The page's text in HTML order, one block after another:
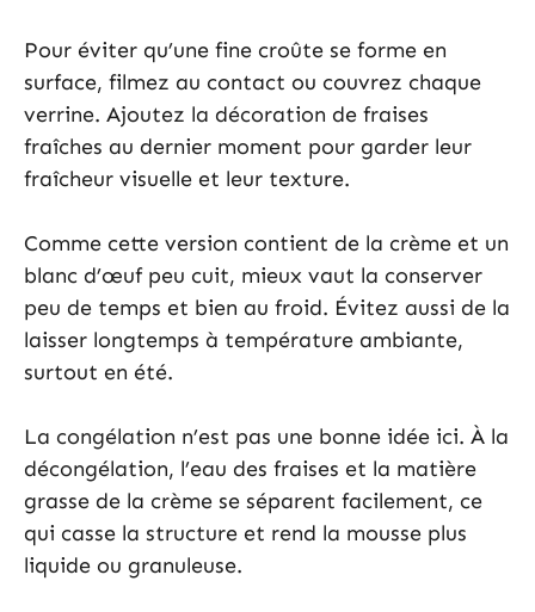
Pour éviter qu’une fine croûte se forme en
surface, filmez au contact ou couvrez chaque
verrine. Ajoutez la décoration de fraises
fraîches au dernier moment pour garder leur
fraîcheur visuelle et leur texture.
Comme cette version contient de la crème et un
blanc d’œuf peu cuit, mieux vaut la conserver
peu de temps et bien au froid. Évitez aussi de la
laisser longtemps à température ambiante,
surtout en été.
La congélation n’est pas une bonne idée ici. À la
décongélation, l’eau des fraises et la matière
grasse de la crème se séparent facilement, ce
qui casse la structure et rend la mousse plus
liquide ou granuleuse.